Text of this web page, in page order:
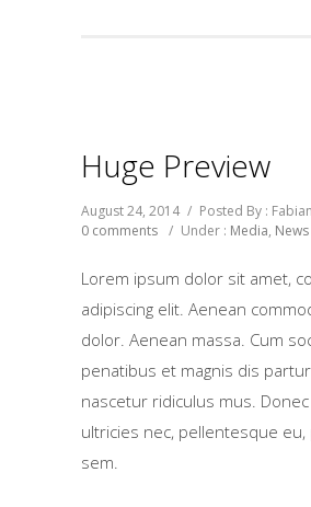
Huge Preview
August 24, 2014 / Posted By : Fabian
0 comments / Under : Media, News
Lorem ipsum dolor sit amet,
adipiscing elit. Aenean
dolor. Aenean massa. Cum
penatibus et magnis dis
nascetur ridiculus mus.
ultricies nec, pellentesque
sem.